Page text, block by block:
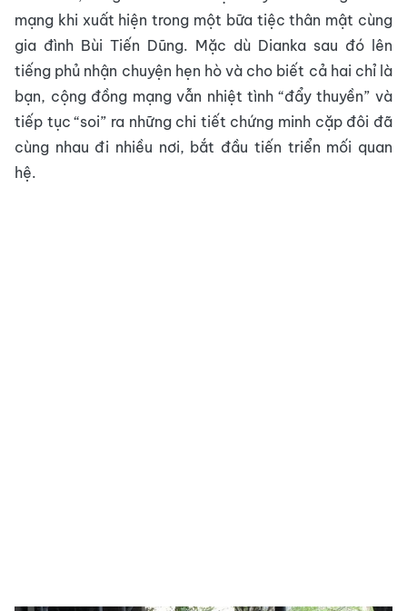
mạng khi xuất hiện trong một bữa tiệc thân mật cùng
gia đình Bùi Tiến Dũng. Mặc dù Dianka sau đó lên
tiếng phủ nhận chuyện hẹn hò và cho biết cả hai chỉ là
bạn, cộng đồng mạng vẫn nhiệt tình “đẩy thuyền” và
tiếp tục “soi” ra những chi tiết chứng minh cặp đôi đã
cùng nhau đi nhiều nơi, bắt đầu tiến triển mối quan
hệ.